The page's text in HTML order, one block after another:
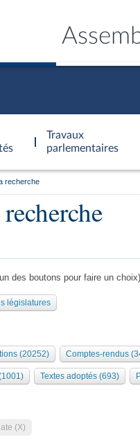
Travaux
parlementaires
Bureau Collège des
recherche
des boutons pour faire un choix)
législatures
(20252) Comptes-rendus
Textes adoptés (693)
(X)